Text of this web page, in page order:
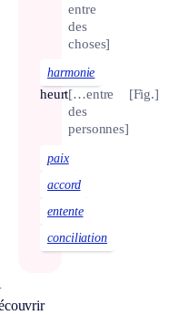
entre
des
choses]
harmonie
heurt[…entre
des
personnes]
[Fig.]
paix
accord
entente
conciliation